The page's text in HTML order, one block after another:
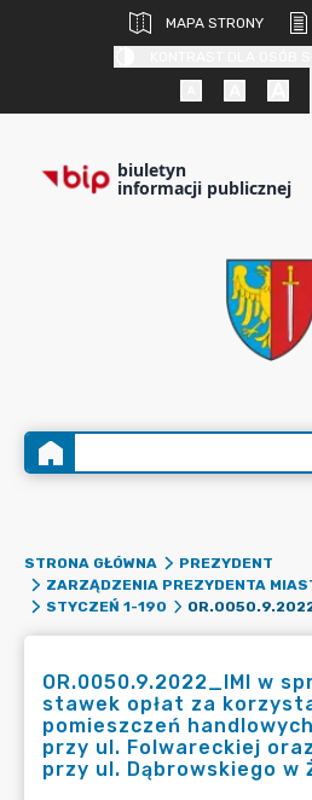
MAPA STRONY
biuletyn
informacji publicznej
STRONA GŁÓWNA
PREZYDENT
ZARZĄDZENIA PREZYDENTA
STYCZEŃ 1-190
OR.0050.9.2022_IMI w
stawek opłat za
pomieszczeń
przy ul. Folwareckiej
przy ul. Dąbrowskiego w